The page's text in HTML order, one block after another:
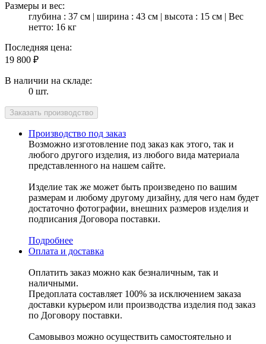
Размеры и вес:
глубина : 37 см | ширина : 43 см | высота : 15 см | Вес
нетто: 16 кг
Последняя цена:
19 800 ₽
В наличии на складе:
0 шт.
Производство под заказ
Возможно изготовление под заказ как этого, так и
любого другого изделия, из любого вида материала
представленного на нашем сайте.
Изделие так же может быть произведено по вашим
размерам и любому другому дизайну, для чего нам будет
достаточно фотографии, внешних размеров изделия и
подписания Договора поставки.
Подробнее
Оплата и доставка
Оплатить заказ можно как безналичным, так и
наличными.
Предоплата составляет 100% за исключением заказа
доставки курьером или производства изделия под заказ
по Договору поставки.
Самовывоз можно осуществить самостоятельно и